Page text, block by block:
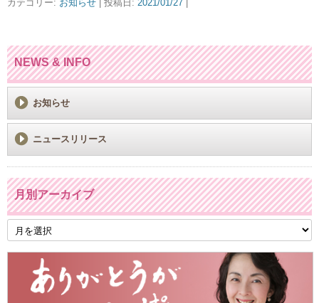
カテゴリー: お知らせ | 投稿日: 2021/01/27
NEWS & INFO
お知らせ
ニュースリリース
月別アーカイブ
月
別
ア
ー